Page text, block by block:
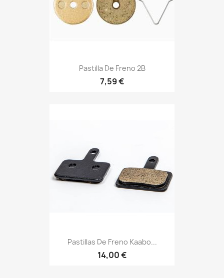
Pastilla De Freno 2B
7,59 €
Pastillas De Freno Kaabo...
14,00 €